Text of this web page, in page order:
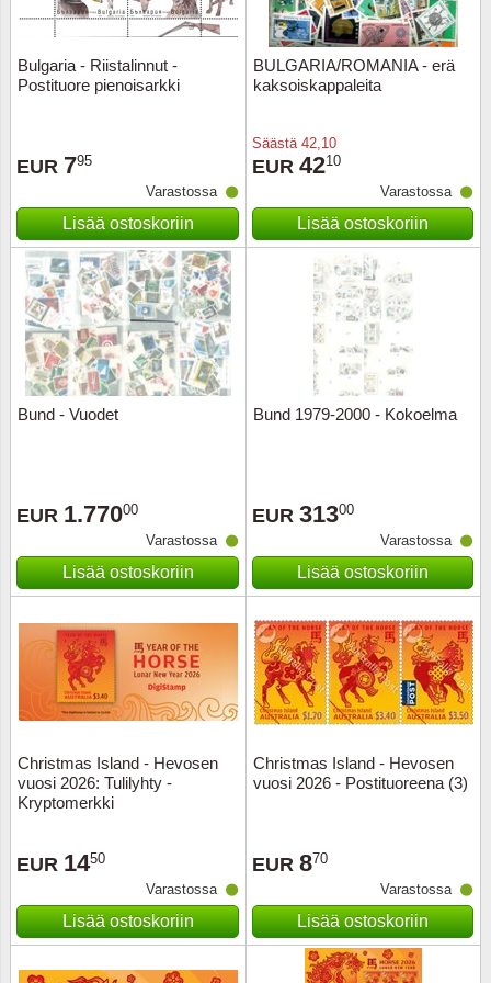
Bulgaria - Riistalinnut -
Postituore pienoisarkki
EUR 795
Varastossa
Lisää ostoskoriin
BULGARIA/ROMANIA - erä
kaksoiskappaleita
Säästä 42,10
EUR 4210
Varastossa
Lisää ostoskoriin
Bund - Vuodet
EUR 1.77000
Varastossa
Lisää ostoskoriin
Bund 1979-2000 - Kokoelma
EUR 31300
Varastossa
Lisää ostoskoriin
Christmas Island - Hevosen
vuosi 2026: Tulilyhty -
Kryptomerkki
EUR 1450
Varastossa
Lisää ostoskoriin
Christmas Island - Hevosen
vuosi 2026 - Postituoreena (3)
EUR 870
Varastossa
Lisää ostoskoriin
Turkki
Uusi
USA
YK -